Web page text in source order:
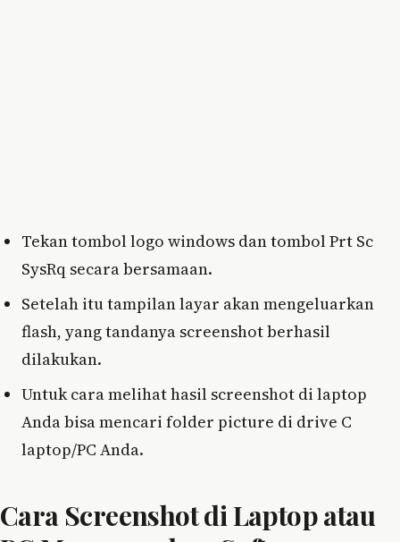
Tekan tombol logo windows dan tombol Prt Sc
SysRq secara bersamaan.
Setelah itu tampilan layar akan mengeluarkan
flash, yang tandanya screenshot berhasil
dilakukan.
Untuk cara melihat hasil screenshot di laptop
Anda bisa mencari folder picture di drive C
laptop/PC Anda.
Cara Screenshot di Laptop atau